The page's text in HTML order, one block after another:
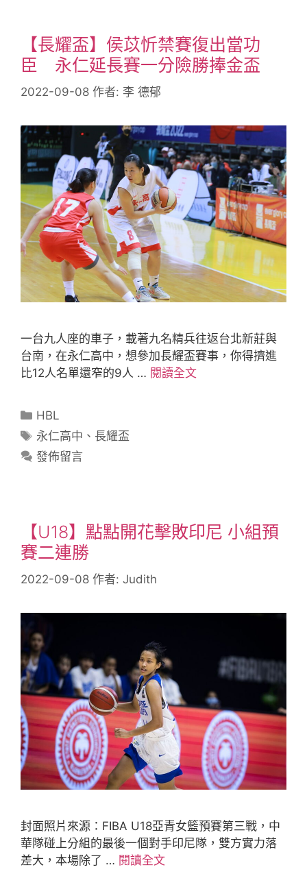
【長耀盃】侯苡忻禁賽復出當功
臣 永仁延長賽一分險勝捧金盃
2022-09-08 作者: 李 德郁
一台九人座的車子，載著九名精兵往返台北新莊與
台南，在永仁高中，想參加長耀盃賽事，你得擠進
比12人名單還窄的9人 … 閱讀全文
HBL
永仁高中 、 長耀盃
發佈留言
【U18】點點開花擊敗印尼 小組預
賽二連勝
2022-09-08 作者: Judith
封面照片來源：FIBA U18亞青女籃預賽第三戰，中
華隊碰上分組的最後一個對手印尼隊，雙方實力落
差大，本場除了 … 閱讀全文